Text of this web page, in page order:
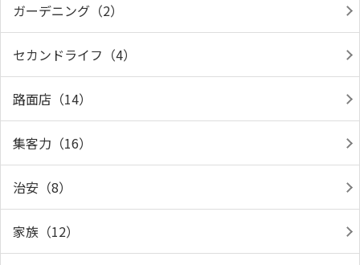
ガーデニング（2）
セカンドライフ（4）
路面店（14）
集客力（16）
治安（8）
家族（12）